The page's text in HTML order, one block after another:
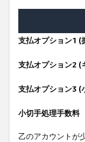
支払オプション1 (
支払オプション2 (
支払オプション3 (
小切手処理手数料
乙のアカウントが